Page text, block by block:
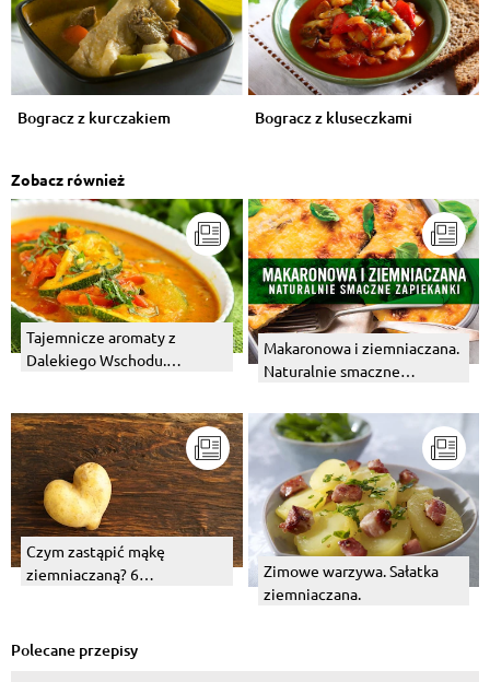
Bogracz z kurczakiem Bogracz z kluseczkami
Zobacz również
Tajemnicze aromaty z
Dalekiego Wschodu.
Makaronowa i ziemniaczana.
Naturalnie smaczne
Czym zastąpić mąkę
ziemniaczaną? 6
Zimowe warzywa. Sałatka
ziemniaczana.
Polecane przepisy